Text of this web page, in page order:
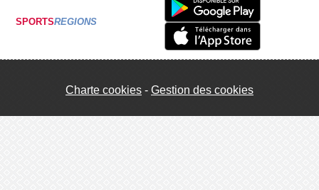
SPORTSREGIONS
Charte cookies Gestion des cookies